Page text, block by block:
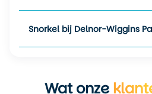
alligators zijn actief én het
weer is nog mild. Kortom, wil
én slenteren door het
Snorkel bij Delnor-Wiggins
Wat onze